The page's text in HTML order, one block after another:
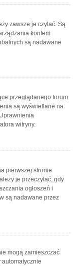
zawsze je czytać. Są
kontem
są nadawane
przeglądanego forum
są wyświetlane na
witryny.
pierwszej stronie
je przeczytać, gdy
ogłoszeń i
są nadawane przez
mogą zamieszczać
automatycznie